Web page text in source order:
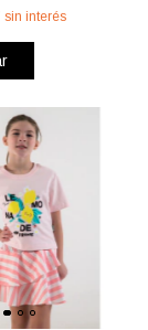
sin interés